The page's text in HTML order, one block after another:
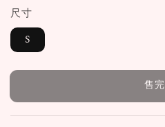
尺寸
S
售完